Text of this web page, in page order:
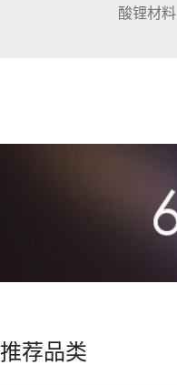
酸锂材料
推荐品类